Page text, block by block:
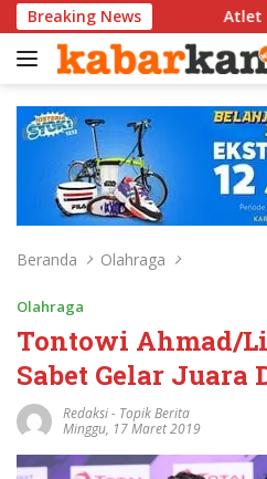
Langsung
ke
konten
Breaking News
Atlet Taekwondo
Beranda Olahraga
Olahraga
Tontowi Ahmad/
Sabet Gelar Juara
Redaksi- Topik Berita
Minggu, 17 Maret 2019